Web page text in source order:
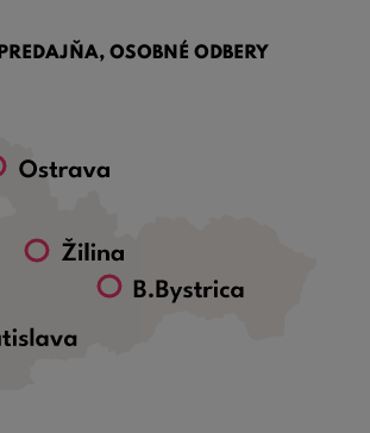
PREDAJŇA, OSOBNÉ ODBERY